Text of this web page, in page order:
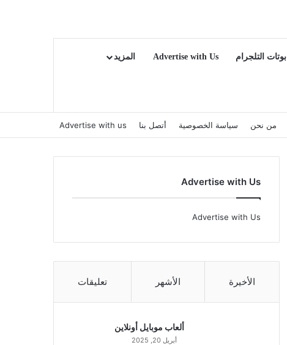
بوتات التلجرام Advertise with Us المزيد
من نحن سياسة الخصوصية أتصل بنا Advertise with us
Advertise with Us
Advertise with Us
الأخيرة الأشهر تعليقات
ألعاب موبايل أونلاين
أبريل 20, 2025